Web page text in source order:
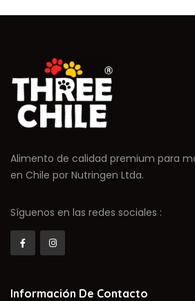
Alimento de calidad premium para
en Chile por Nutringen Ltda.
Síguenos en las redes sociales :
Información De Contacto